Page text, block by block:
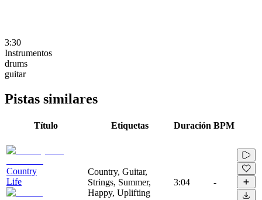
3:30
Instrumentos
drums
guitar
Pistas similares
Título Etiquetas Duración BPM
Country
Life
Country, Guitar,
Strings, Summer,
Happy, Uplifting
3:04 -